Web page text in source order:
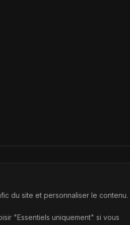
du site et personnaliser le contenu.
"Essentiels uniquement" si vous